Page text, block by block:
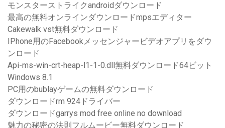
モンスターストライクandroidダウンロード
最高の無料オンラインダウンロードmpsエディター
Cakewalk vst無料ダウンロード
IPhone用のFacebookメッセンジャービデオアプリをダウ
ンロード
Api-ms-win-crt-heap-l1-1-0.dll無料ダウンロード64ビット
Windows 8.1
PC用のbublayゲームの無料ダウンロード
ダウンロードrm 924ドライバー
ダウンロードgarrys mod free online no download
魅力の秘密の法則フルムービー無料ダウンロード